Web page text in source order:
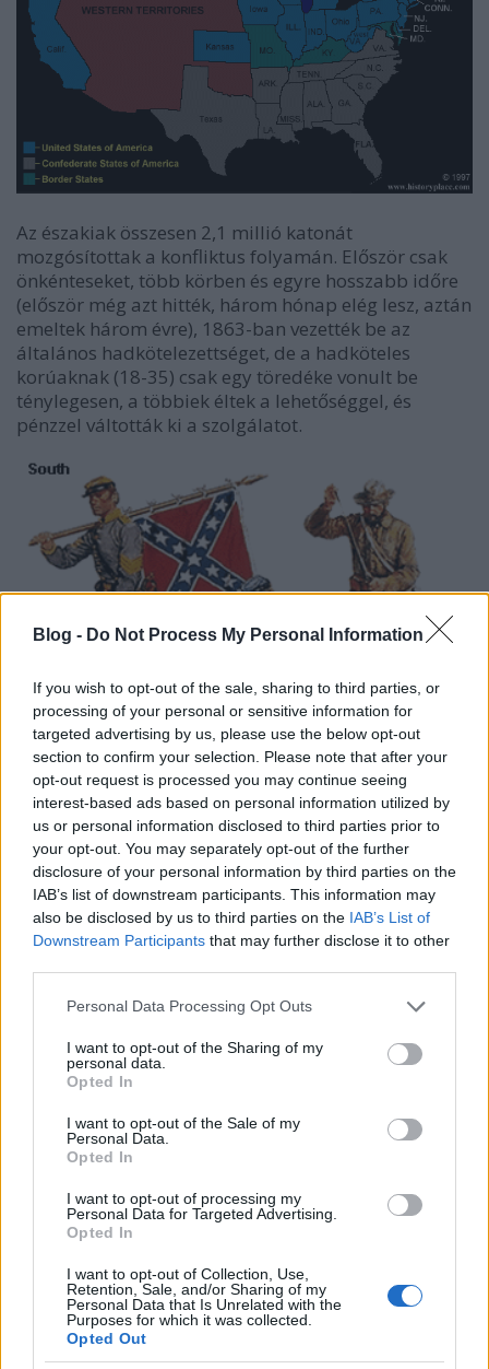
Blog - Do Not Process My Personal Information
If you wish to opt-out of the sale, sharing to third parties, or
processing of your personal or sensitive information for
targeted advertising by us, please use the below opt-out
section to confirm your selection. Please note that after your
opt-out request is processed you may continue seeing
interest-based ads based on personal information utilized by
us or personal information disclosed to third parties prior to
your opt-out. You may separately opt-out of the further
disclosure of your personal information by third parties on the
IAB’s list of downstream participants. This information may
also be disclosed by us to third parties on the IAB’s List of
Downstream Participants that may further disclose it to other
Please note that this website/app uses one or more Google
not limited to your visit or usage behaviour. You may click to
grant or deny consent to Google and its third-party tags to
use your data for below specified purposes in below Google
consent section.
Personal Data Processing Opt Outs
I want to opt-out of the Sharing of my
personal data.
Opted In
I want to opt-out of the Sale of my
Personal Data.
Opted In
I want to opt-out of processing my
Personal Data for Targeted Advertising.
Opted In
I want to opt-out of Collection, Use,
Retention, Sale, and/or Sharing of my
Personal Data that Is Unrelated with the
Purposes for which it was collected.
Opted Out
Az északiak összesen 2,1 millió katonát
mozgósítottak a konfliktus folyamán. Először csak
önkénteseket, több körben és egyre hosszabb időre
(először még azt hitték, három hónap elég lesz, aztán
emeltek három évre), 1863-ban vezették be az
általános hadkötelezettséget, de a hadköteles
korúaknak (18-35) csak egy töredéke vonult be
ténylegesen, a többiek éltek a lehetőséggel, és
pénzzel váltották ki a szolgálatot.
A déli adatokról csak becslések vannak, a háború
végén az irataik ugyanis megsemmisültek. 1862-ben
már kénytelenek voltak sorozást elrendelni,
összlétszámukat hatszázezer és 1,4 millió közé
teszik, de a legtöbb szakértő szerint nem voltak 850-
900000-nél többen. Nehezítette a helyzetüket, hogy
a sereg egy részét széthúzták a határ teljes
Könnyítette viszont, hogy a vidéki életformához
szokott embereik jobban viselték a tábori élet
megpróbáltatásait, és a rabszolgák kordában
tartása miatt már a háború előtt is sok katonai
egységet tartottak fegyverben, az ő kiképzésük és
összekovácsolódásuk már a háború előtt
megtörtént. Igaz, a háború alatt is szükség volt ilyen
értékes csapatokat vont el a frontról. Néhány szabad
fekete is jelentkezett a déli haderőbe, de őket
terjesztették ki rájuk is a hadkötelezettséget (a
fehérekből ekkor már kezdtek